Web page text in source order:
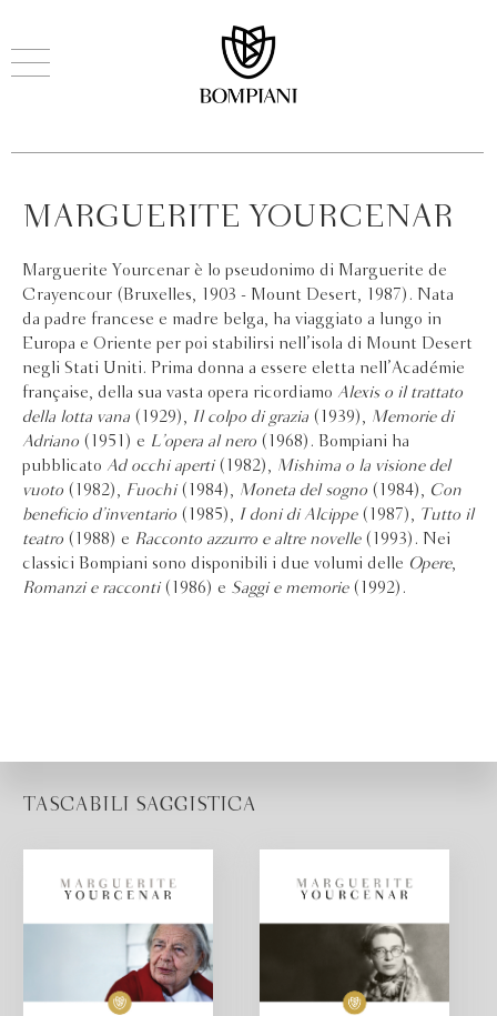
MARGUERITE YOURCENAR
Marguerite Yourcenar è lo pseudonimo di Marguerite de
Crayencour (Bruxelles, 1903 - Mount Desert, 1987). Nata
da padre francese e madre belga, ha viaggiato a lungo in
Europa e Oriente per poi stabilirsi nell’isola di Mount Desert
negli Stati Uniti. Prima donna a essere eletta nell’Académie
française, della sua vasta opera ricordiamo Alexis o il trattato
della lotta vana (1929), Il colpo di grazia (1939), Memorie di
Adriano (1951) e L’opera al nero (1968). Bompiani ha
pubblicato Ad occhi aperti(1982), Mishima o la visione del
vuoto (1982), Fuochi(1984), Moneta del sogno (1984), Con
beneficio d’inventario (1985), I doni di Alcippe(1987), Tutto il
teatro (1988) e Racconto azzurro e altre novelle(1993). Nei
classici Bompiani sono disponibili i due volumi delle Opere,
Romanzi e racconti(1986) e Saggi e memorie(1992).
TASCABILI SAGGISTICA